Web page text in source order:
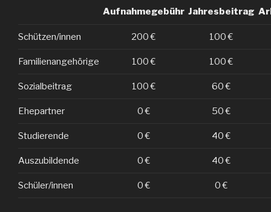
Aufnahmegebühr Jahresbeitrag
Schützen/innen 200 € 100 €
Familienangehörige 100 € 100 €
Sozialbeitrag 100 € 60 €
Ehepartner 0 € 50 €
Studierende 0 € 40 €
Auszubildende 0 € 40 €
Schüler/innen 0 € 0 €